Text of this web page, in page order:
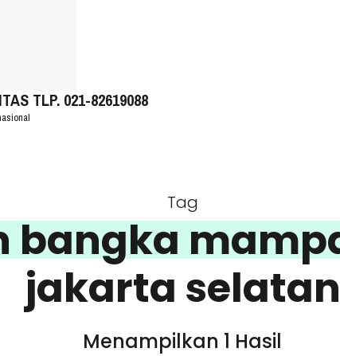
TLP. 021-82619088
Tag
bangka
jakarta selatan
Menampilkan 1 Hasil